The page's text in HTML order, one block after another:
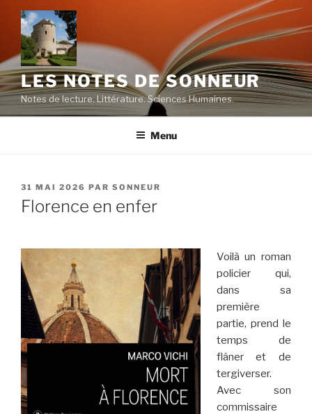
contenu
principal
LES NOTES DE SONNEUR
Notes de lecture. Littérature. Sciences Humaines.
Menu
PUBLIÉ
LE
31 MAI 2026 PAR SONNEUR
Florence en enfer
Voilà un roman
policier qui,
dans sa
première
partie, prend le
temps de
flâner et de
tergiverser.
Avec son
commissaire